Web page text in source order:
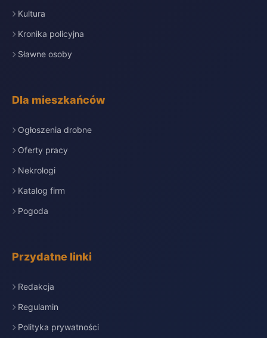
Kultura
Kronika policyjna
Sławne osoby
Dla mieszkańców
Ogłoszenia drobne
Oferty pracy
Nekrologi
Katalog firm
Pogoda
Przydatne linki
Redakcja
Regulamin
Polityka prywatności